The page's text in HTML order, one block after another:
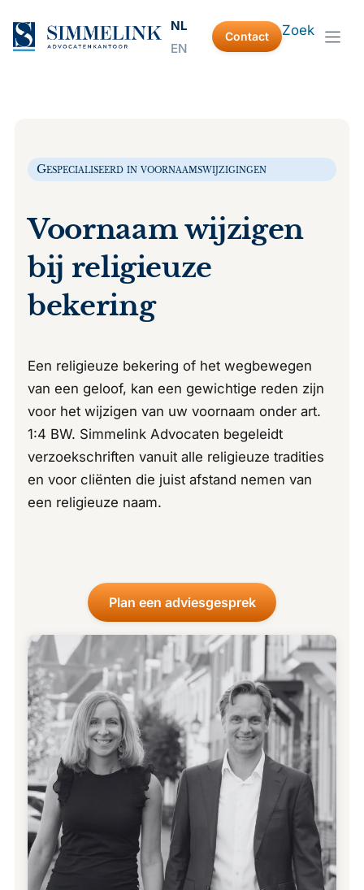
naar
de
Zoek
Contact
NL
EN
Gespecialiseerd in voornaamswijzigingen
Voornaam wijzigen
bij religieuze
bekering
Een religieuze bekering of het wegbewegen
van een geloof, kan een gewichtige reden zijn
voor het wijzigen van uw voornaam onder art.
1:4 BW. Simmelink Advocaten begeleidt
verzoekschriften vanuit alle religieuze tradities
en voor cliënten die juist afstand nemen van
een religieuze naam.
Plan een adviesgesprek